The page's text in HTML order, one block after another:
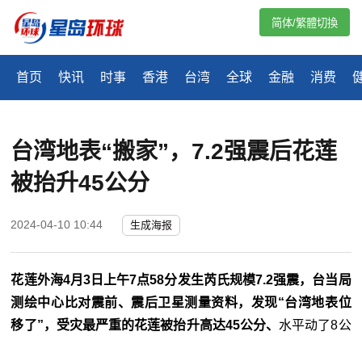
首页 快讯 时事 香港 台湾 全球 金融 消费
简体/繁體切換
台湾地表“搬家”，7.2强震后花莲
被抬升45公分
2024-04-10 10:44 生成海报
花莲外海4月3日上午7点58分发生芮氏规模7.2强震，台当局
测绘中心比对震前、震后卫星测量资料，发现“台湾地表位
移了”，受灾最严重的花莲被抬升高达45公分、 水平动了8公